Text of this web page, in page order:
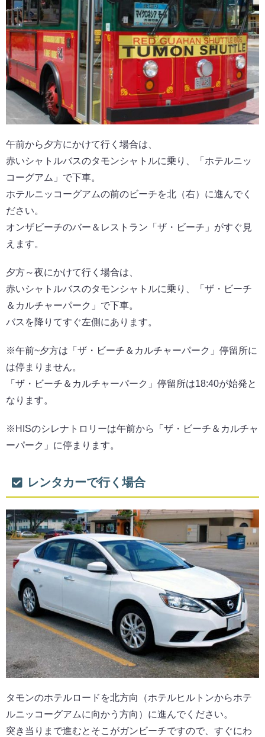
午前から夕方にかけて行く場合は、
赤いシャトルバスのタモンシャトルに乗り、「ホテルニッ
コーグアム」で下車。
ホテルニッコーグアムの前のビーチを北（右）に進んでく
ださい。
オンザビーチのバー＆レストラン「ザ・ビーチ」がすぐ見
えます。
夕方～夜にかけて行く場合は、
赤いシャトルバスのタモンシャトルに乗り、「ザ・ビーチ
＆カルチャーパーク」で下車。
バスを降りてすぐ左側にあります。
※午前~夕方は「ザ・ビーチ＆カルチャーパーク」停留所に
は停まりません。
「ザ・ビーチ＆カルチャーパーク」停留所は18:40が始発と
なります。
※HISのシレナトロリーは午前から「ザ・ビーチ＆カルチャ
ーパーク」に停まります。
レンタカーで行く場合
タモンのホテルロードを北方向（ホテルヒルトンからホテ
ルニッコーグアムに向かう方向）に進んでください。
突き当りまで進むとそこがガンビーチですので、すぐにわ